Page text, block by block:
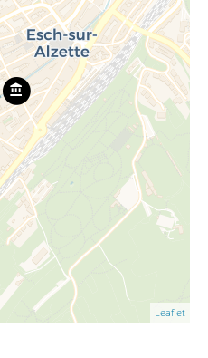
Leaflet